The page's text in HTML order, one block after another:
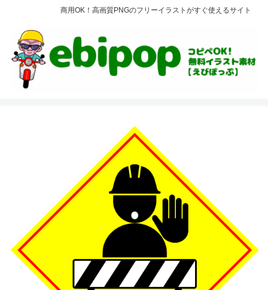
商用OK！高画質PNGのフリーイラストがすぐ使えるサイト